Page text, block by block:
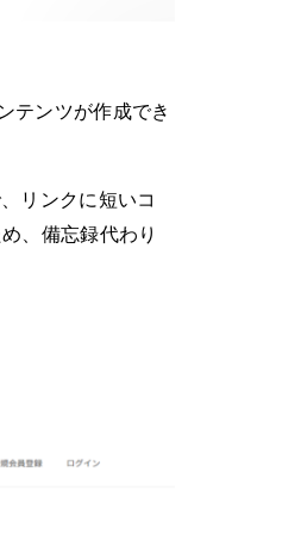
テンツが作成でき
リンクに短いコ
、備忘録代わり